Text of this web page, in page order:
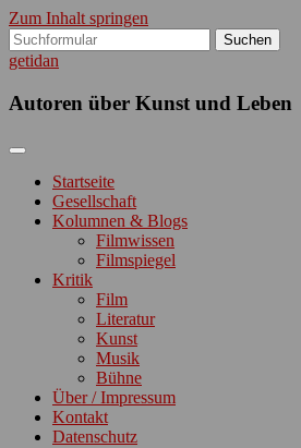
Zum Inhalt springen
Suchen
nach:
getidan
Autoren über Kunst und Leben
Startseite
Gesellschaft
Kolumnen & Blogs
Filmwissen
Filmspiegel
Kritik
Film
Literatur
Kunst
Musik
Bühne
Über / Impressum
Kontakt
Datenschutz